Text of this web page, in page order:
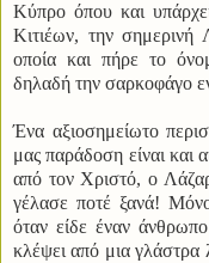
Κύπρο όπου και
Κιτιέων, την
οποία και πήρε το
δηλαδή την σαρκοφάγο
Ένα αξιοσημείωτο
μας παράδοση είναι και
από τον Χριστό, ο
γέλασε ποτέ ξανά!
όταν είδε έναν
κλέψει από μια γλάστρα